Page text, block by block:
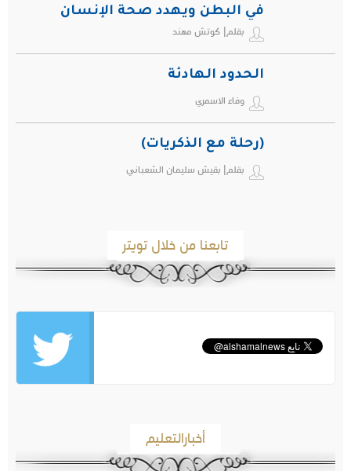
في البطن ويهدد صحة الإنسان
بقلم| كوتش مهند
الحدود الهادئة
وفاء الاسمري
(رحلة مع الذكريات)
بقلم| بقيش سليمان الشعباني
تابعنا من خلال تويتر
أخبارالتعليم